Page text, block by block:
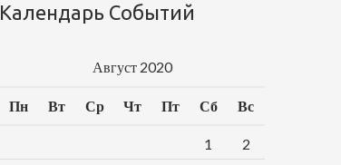
Календарь Событий
Август 2020
Пн Вт Ср Чт Пт Сб Вс
1
2